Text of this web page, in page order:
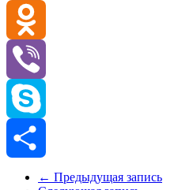
VK
Odnoklassniki
Viber
Skype
Отправить
← Предыдущая запись